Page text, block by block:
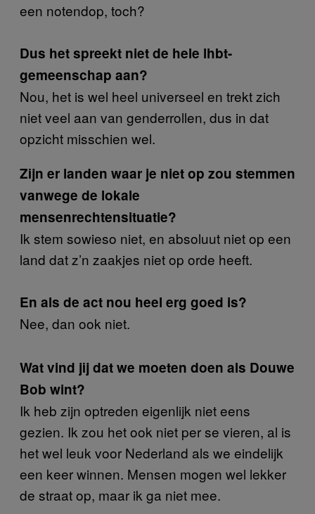
een notendop, toch?
Dus het spreekt niet de hele lhbt-
gemeenschap aan?
Nou, het is wel heel universeel en trekt zich
niet veel aan van genderrollen, dus in dat
opzicht misschien wel.
Zijn er landen waar je niet op zou stemmen
vanwege de lokale
mensenrechtensituatie?
Ik stem sowieso niet, en absoluut niet op een
land dat z’n zaakjes niet op orde heeft.
En als de act nou heel erg goed is?
Nee, dan ook niet.
Wat vind jij dat we moeten doen als Douwe
Bob wint?
Ik heb zijn optreden eigenlijk niet eens
gezien. Ik zou het ook niet per se vieren, al is
het wel leuk voor Nederland als we eindelijk
een keer winnen. Mensen mogen wel lekker
de straat op, maar ik ga niet mee.